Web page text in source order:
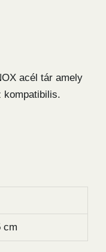
acél tár amely
kompatibilis.
cm